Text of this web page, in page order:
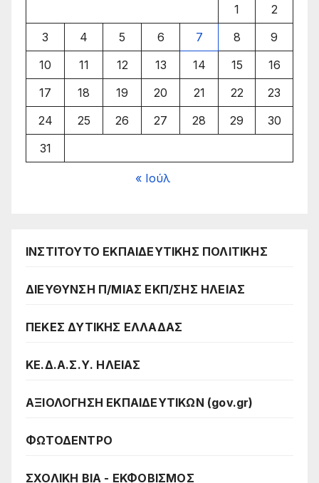
1
2
3
4 5 6 7 8
9
10
11 12 13 14 15
16
17
18 19 20 21 22
23
24
25 26 27 28 29
30
31
« Ιούλ
ΙΝΣΤΙΤΟΥΤΟ ΕΚΠΑΙΔΕΥΤΙΚΗΣ ΠΟΛΙΤΙΚΗΣ
ΔΙΕΥΘΥΝΣΗ Π/ΜΙΑΣ ΕΚΠ/ΣΗΣ ΗΛΕΙΑΣ
ΠΕΚΕΣ ΔΥΤΙΚΗΣ ΕΛΛΑΔΑΣ
ΚΕ.Δ.Α.Σ.Υ. ΗΛΕΙΑΣ
ΑΞΙΟΛΟΓΗΣΗ ΕΚΠΑΙΔΕΥΤΙΚΩΝ (gov.gr)
ΦΩΤΟΔΕΝΤΡΟ
ΣΧΟΛΙΚΗ ΒΙΑ - ΕΚΦΟΒΙΣΜΟΣ